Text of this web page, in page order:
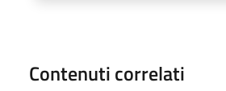
Contenuti correlati